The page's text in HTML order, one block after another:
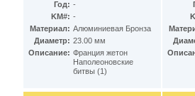
Год: -
KM#: -
Материал: Алюминиевая Бронза
Диаметр: 23.00 мм
Описание: Франция жетон
Наполеоновские
битвы (1)